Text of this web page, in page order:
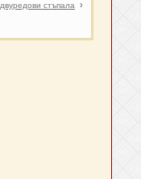
двуредови стъпала ›